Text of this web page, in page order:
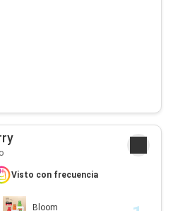
Visto con frecuencia
Bloom